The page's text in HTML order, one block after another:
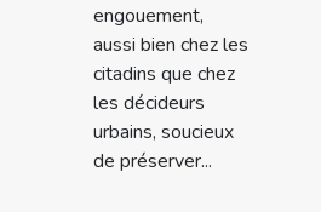
engouement,
aussi bien chez les
citadins que chez
les décideurs
urbains, soucieux
de préserver...